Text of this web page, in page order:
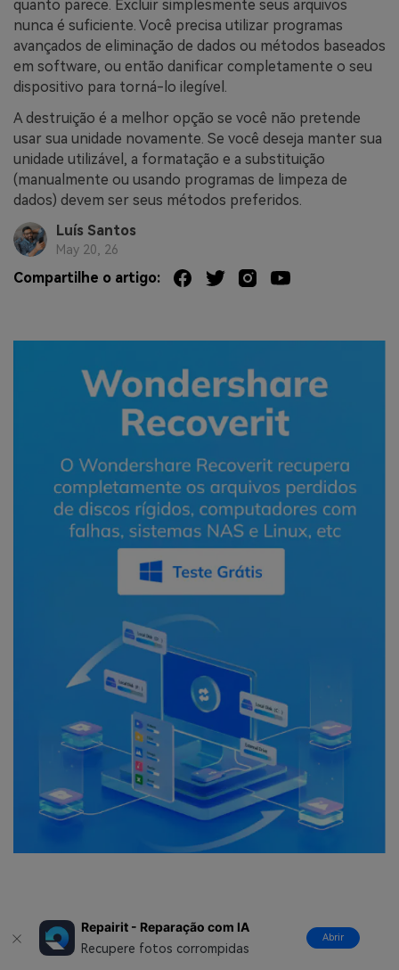
quanto parece. Excluir simplesmente seus arquivos
nunca é suficiente. Você precisa utilizar programas
avançados de eliminação de dados ou métodos baseados
em software, ou então danificar completamente o seu
dispositivo para torná-lo ilegível.
A destruição é a melhor opção se você não pretende
usar sua unidade novamente. Se você deseja manter sua
unidade utilizável, a formatação e a substituição
(manualmente ou usando programas de limpeza de
dados) devem ser seus métodos preferidos.
Luís Santos
May 20, 26
Compartilhe o artigo:
Repairit - Reparação com IA
Recupere fotos corrompidas
Abrir